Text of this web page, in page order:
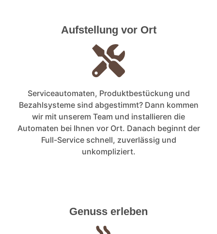
Aufstellung vor Ort
Serviceautomaten, Produktbestückung und
Bezahlsysteme sind abgestimmt? Dann kommen
wir mit unserem Team und installieren die
Automaten bei Ihnen vor Ort. Danach beginnt der
Full-Service schnell, zuverlässig und
unkompliziert.
Genuss erleben